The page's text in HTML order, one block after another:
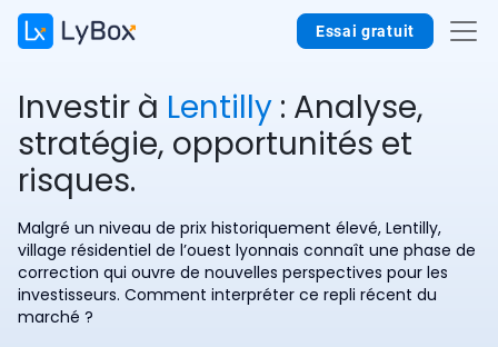
Essai gratuit
Investir à Lentilly : Analyse,
stratégie, opportunités et
risques.
Malgré un niveau de prix historiquement élevé, Lentilly,
village résidentiel de l’ouest lyonnais connaît une phase de
correction qui ouvre de nouvelles perspectives pour les
investisseurs. Comment interpréter ce repli récent du
marché ?